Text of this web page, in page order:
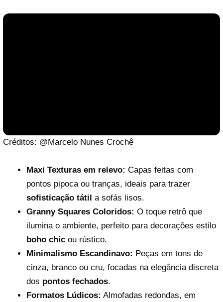
Reproduzir vídeo
Créditos: @Marcelo Nunes Crochê
Maxi Texturas em relevo: Capas feitas com
pontos pipoca ou tranças, ideais para trazer
sofisticação tátil a sofás lisos.
Granny Squares Coloridos: O toque retrô que
ilumina o ambiente, perfeito para decorações estilo
boho chicou rústico.
Minimalismo Escandinavo: Peças em tons de
cinza, branco ou cru, focadas na elegância discreta
dos pontos fechados.
Formatos Lúdicos: Almofadas redondas, em